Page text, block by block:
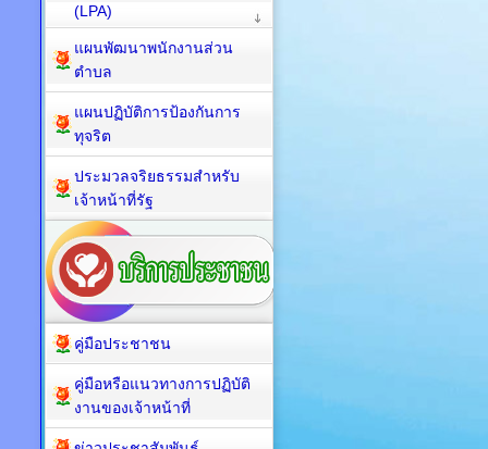
(LPA)
แผนพัฒนาพนักงานส่วน
ตำบล
แผนปฏิบัติการป้องกันการ
ทุจริต
ประมวลจริยธรรมสำหรับ
เจ้าหน้าที่รัฐ
คู่มือประชาชน
คู่มือหรือแนวทางการปฏิบัติ
งานของเจ้าหน้าที่